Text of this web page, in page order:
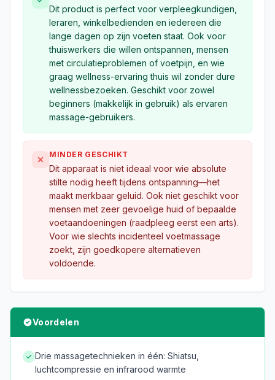
Dit product is perfect voor verpleegkundigen,
leraren, winkelbedienden en iedereen die
lange dagen op zijn voeten staat. Ook voor
thuiswerkers die willen ontspannen, mensen
met circulatieproblemen of voetpijn, en wie
graag wellness-ervaring thuis wil zonder dure
wellnessbezoeken. Geschikt voor zowel
beginners (makkelijk in gebruik) als ervaren
massage-gebruikers.
MINDER GESCHIKT
Dit apparaat is niet ideaal voor wie absolute
stilte nodig heeft tijdens ontspanning—het
maakt merkbaar geluid. Ook niet geschikt voor
mensen met zeer gevoelige huid of bepaalde
voetaandoeningen (raadpleeg eerst een arts).
Voor wie slechts incidenteel voetmassage
zoekt, zijn goedkopere alternatieven
voldoende.
Voordelen
Drie massagetechnieken in één: Shiatsu,
luchtcompressie en infrarood warmte